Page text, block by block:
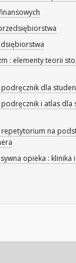
: elementy teorii
podręcznik dla
podręcznik i atlas
repetytorium na
opieka : klinika